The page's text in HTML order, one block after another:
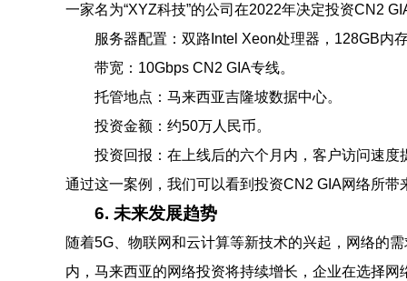
一家名为“XYZ科技”的公司在2022年决定投资CN2
服务器配置：双路Intel Xeon处理器，128GB内
带宽：10Gbps CN2 GIA专线。
托管地点：马来西亚吉隆坡数据中心。
投资金额：约50万人民币。
投资回报：在上线后的六个月内，客户访问速
通过这一案例，我们可以看到投资CN2 GIA网络所带
6. 未来发展趋势
随着5G、物联网和云计算等新技术的兴起，网络的
内，马来西亚的网络投资将持续增长，企业在选择